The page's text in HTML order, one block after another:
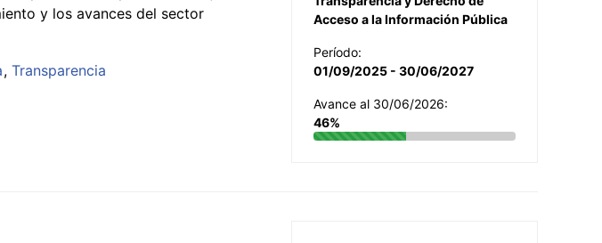
y los avances del sector
Transparencia
Acceso a la Información Pública
Período:
01/09/2025 - 30/06/2027
Avance al 30/06/2026:
46%